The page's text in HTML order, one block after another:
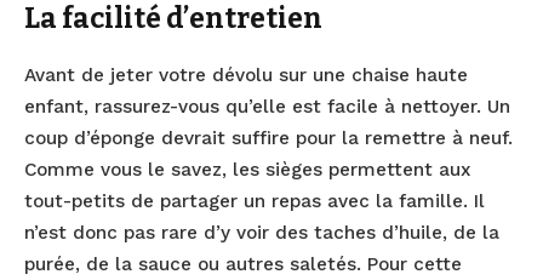
La facilité d’entretien
Avant de jeter votre dévolu sur une chaise haute
enfant, rassurez-vous qu’elle est facile à nettoyer. Un
coup d’éponge devrait suffire pour la remettre à neuf.
Comme vous le savez, les sièges permettent aux
tout-petits de partager un repas avec la famille. Il
n’est donc pas rare d’y voir des taches d’huile, de la
purée, de la sauce ou autres saletés. Pour cette